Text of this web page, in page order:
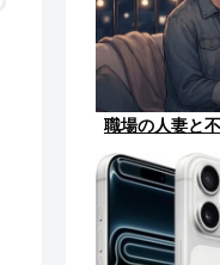
職場の人妻と